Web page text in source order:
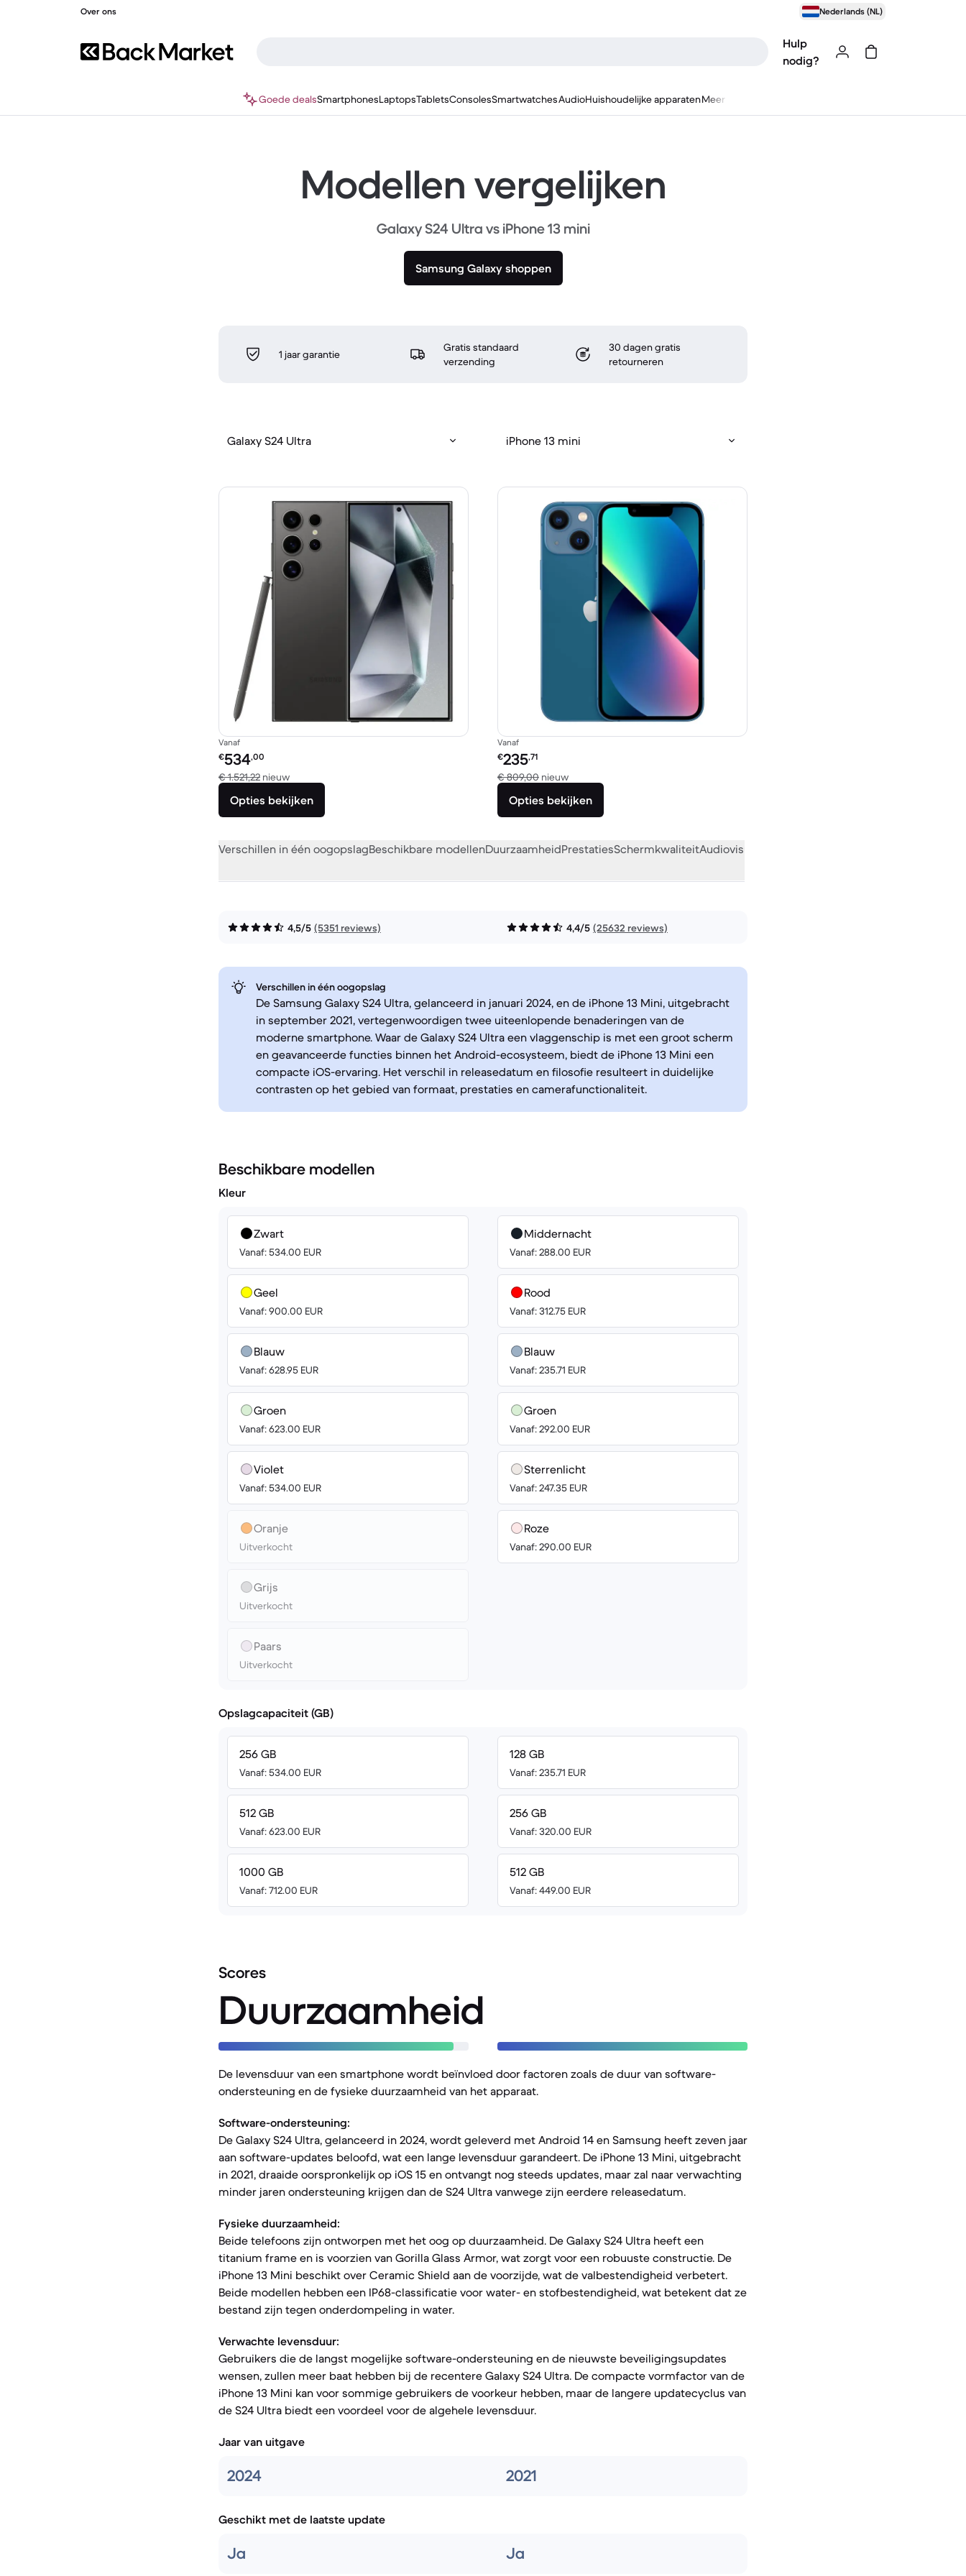
Over ons Nederlands (NL)
Hulp
nodig?
Goede dealsSmartphonesLaptopsTabletsConsolesSmartwatchesAudioHuishoudelijke apparatenMeer
Modellen vergelijken
Galaxy S24 Ultra vs iPhone 13 mini
Samsung Galaxy shoppen
1 jaar garantie
Gratis standaard
verzending
30 dagen gratis
retourneren
Galaxy S24 Ultra iPhone 13 mini
Vanaf
Refurbished prijs:
€534,00
€ 1.521,22 nieuwVergeleken met € 1.521,22 nieuw
Opties bekijken
Vanaf
Refurbished prijs:
€235,71
€ 809,00 nieuwVergeleken met € 809,00 nieuw
Opties bekijken
Verschillen in één oogopslagBeschikbare modellenDuurzaamheidPrestatiesSchermkwaliteitAudiovisueel
4,5/5 (5351 reviews) 4,4/5 (25632 reviews)
Verschillen in één oogopslag
De Samsung Galaxy S24 Ultra, gelanceerd in januari 2024, en de iPhone 13 Mini, uitgebracht
in september 2021, vertegenwoordigen twee uiteenlopende benaderingen van de
moderne smartphone. Waar de Galaxy S24 Ultra een vlaggenschip is met een groot scherm
en geavanceerde functies binnen het Android-ecosysteem, biedt de iPhone 13 Mini een
compacte iOS-ervaring. Het verschil in releasedatum en filosofie resulteert in duidelijke
contrasten op het gebied van formaat, prestaties en camerafunctionaliteit.
Beschikbare modellen
Kleur
Zwart
Vanaf: 534.00 EUR
Geel
Vanaf: 900.00 EUR
Blauw
Vanaf: 628.95 EUR
Groen
Vanaf: 623.00 EUR
Violet
Vanaf: 534.00 EUR
Oranje
Uitverkocht
Grijs
Uitverkocht
Paars
Uitverkocht
Middernacht
Vanaf: 288.00 EUR
Rood
Vanaf: 312.75 EUR
Blauw
Vanaf: 235.71 EUR
Groen
Vanaf: 292.00 EUR
Sterrenlicht
Vanaf: 247.35 EUR
Roze
Vanaf: 290.00 EUR
Opslagcapaciteit (GB)
256 GB
Vanaf: 534.00 EUR
512 GB
Vanaf: 623.00 EUR
1000 GB
Vanaf: 712.00 EUR
128 GB
Vanaf: 235.71 EUR
256 GB
Vanaf: 320.00 EUR
512 GB
Vanaf: 449.00 EUR
Scores
Duurzaamheid
De levensduur van een smartphone wordt beïnvloed door factoren zoals de duur van software-
ondersteuning en de fysieke duurzaamheid van het apparaat.
Software-ondersteuning:
De Galaxy S24 Ultra, gelanceerd in 2024, wordt geleverd met Android 14 en Samsung heeft zeven jaar
aan software-updates beloofd, wat een lange levensduur garandeert. De iPhone 13 Mini, uitgebracht
in 2021, draaide oorspronkelijk op iOS 15 en ontvangt nog steeds updates, maar zal naar verwachting
minder jaren ondersteuning krijgen dan de S24 Ultra vanwege zijn eerdere releasedatum.
Fysieke duurzaamheid:
Beide telefoons zijn ontworpen met het oog op duurzaamheid. De Galaxy S24 Ultra heeft een
titanium frame en is voorzien van Gorilla Glass Armor, wat zorgt voor een robuuste constructie. De
iPhone 13 Mini beschikt over Ceramic Shield aan de voorzijde, wat de valbestendigheid verbetert.
Beide modellen hebben een IP68-classificatie voor water- en stofbestendigheid, wat betekent dat ze
bestand zijn tegen onderdompeling in water.
Verwachte levensduur:
Gebruikers die de langst mogelijke software-ondersteuning en de nieuwste beveiligingsupdates
wensen, zullen meer baat hebben bij de recentere Galaxy S24 Ultra. De compacte vormfactor van de
iPhone 13 Mini kan voor sommige gebruikers de voorkeur hebben, maar de langere updatecyclus van
de S24 Ultra biedt een voordeel voor de algehele levensduur.
Jaar van uitgave
2024 2021
Geschikt met de laatste update
Ja Ja